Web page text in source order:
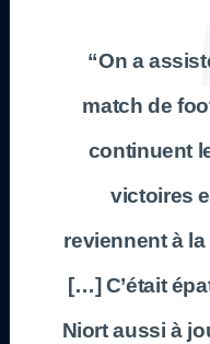
“On a
match de
continuent
victoires
reviennent à
[…] C’était
Niortaussi à